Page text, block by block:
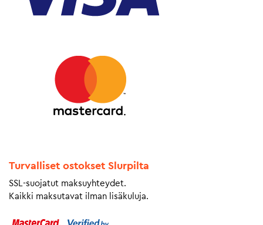
Turvalliset ostokset Slurpilta
SSL-suojatut maksuyhteydet.
Kaikki maksutavat ilman lisäkuluja.